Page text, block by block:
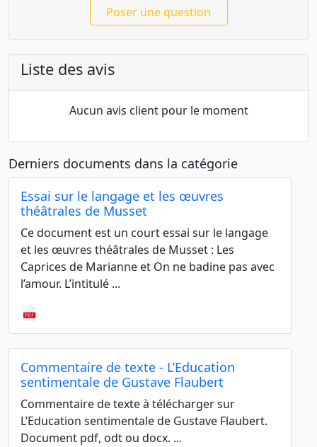
Poser une question
Liste des avis
Aucun avis client pour le moment
Derniers documents dans la catégorie
Essai sur le langage et les œuvres
théâtrales de Musset
Ce document est un court essai sur le langage
et les œuvres théâtrales de Musset : Les
Caprices de Marianne et On ne badine pas avec
l’amour. L’intitulé ...
Commentaire de texte - L’Education
sentimentale de Gustave Flaubert
Commentaire de texte à télécharger sur
L’Education sentimentale de Gustave Flaubert.
Document pdf, odt ou docx. ...